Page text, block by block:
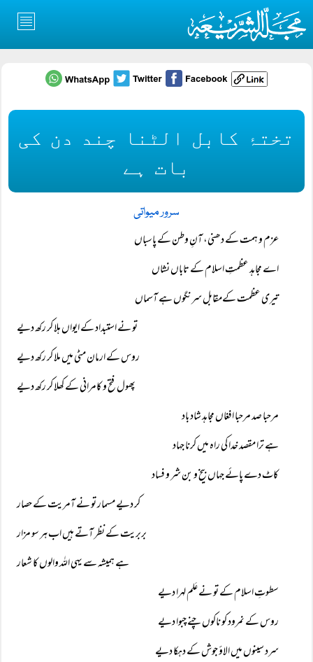
تختۂ کابل الٹنا چند دن کی
بات ہے
سرور میواتی
عزم و ہمت کے دھنی، آنِ وطن کے پاسباں
اے مجاہد عظمتِ اسلام کے تاباں نشاں
تیری عظمت کےمقابل سرنگوں ہے آسماں
تو نے استبداد کے ایواں ہلا کر رکھ دیے
روس کے ارمان مٹی میں ملا کر رکھ دیے
پھول فتح و کامرانی کے کھلا کر رکھ دیے
مرحبا صد مرحبا افغاں مجاہد شاد باد
ہے ترا مقصد خدا کی راہ میں کرنا جہاد
کاٹ دے پائے جہاں بیخ و بن شر و فساد
کر دیے مسمار تو نے آمریت کے حصار
بربریت کے نظر آتے ہیں اب ہر سو مزار
ہے ہمیشہ سے یہی اللہ والوں کا شعار
سطوتِ اسلام کے تو نے عَلم لہرا دیے
روس کے نمرود کو ناکوں چنے چبوا دیے
سرد سینوں میں الاؤ جوش کے دہکا دیے